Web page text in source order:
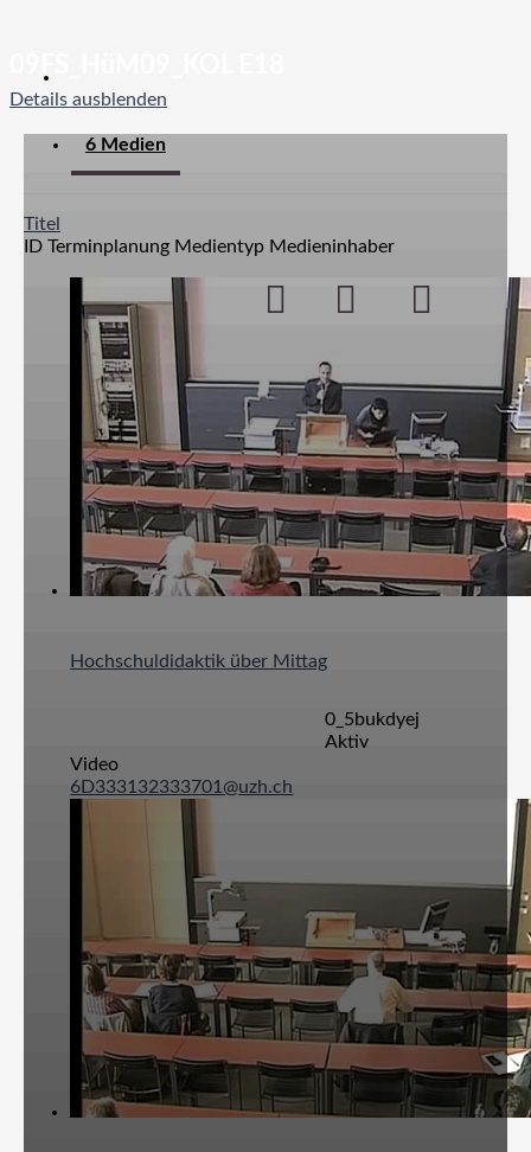
Details ausblenden
6 Medien
Titel
ID Terminplanung Medientyp Medieninhaber
Hochschuldidaktik über Mittag
0_5bukdyej
Aktiv
Video
6D333132333701@uzh.ch